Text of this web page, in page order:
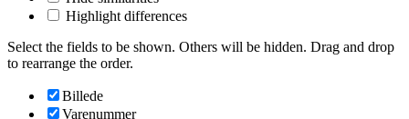
Highlight differences
Select the fields to be shown. Others will be hidden. Drag and drop
to rearrange the order.
Billede
Varenummer